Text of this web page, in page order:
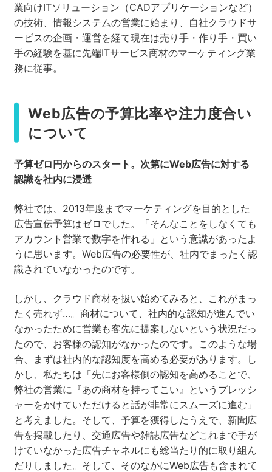
業向けITソリューション（CADアプリケーションなど）
の技術、情報システムの営業に始まり、自社クラウドサ
ービスの企画・運営を経て現在は売り手・作り手・買い
手の経験を基に先端ITサービス商材のマーケティング業
務に従事。
Web広告の予算比率や注力度合い
について
予算ゼロ円からのスタート。次第にWeb広告に対する
認識を社内に浸透
弊社では、2013年度までマーケティングを目的とした
広告宣伝予算はゼロでした。「そんなことをしなくても
アカウント営業で数字を作れる」という意識があったよ
うに思います。Web広告の必要性が、社内でまったく認
識されていなかったのです。
しかし、クラウド商材を扱い始めてみると、これがまっ
たく売れず…。商材について、社内的な認知が進んでい
なかったために営業も客先に提案しないという状況だっ
たので、お客様の認知がなかったのです。このような場
合、まずは社内的な認知度を高める必要があります。し
かし、私たちは「先にお客様側の認知を高めることで、
弊社の営業に『あの商材を持ってこい』というプレッシ
ャーをかけていただけると話が非常にスムーズに進む」
と考えました。そして、予算を獲得したうえで、新聞広
告を掲載したり、交通広告や雑誌広告などこれまで手が
けていなかった広告チャネルにも総当たり的に取り組ん
だりしました。そして、そのなかにWeb広告も含まれて